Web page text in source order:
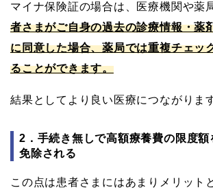
マイナ保険証の場合は、医療機関や薬
者さまがご自身の過去の診療情報・薬
に同意した場合、薬局では重複チェッ
ることができます。
結果としてより良い医療につながりま
2．手続き無しで高額療養費の限度
免除される
この点は患者さまにはあまりメリット